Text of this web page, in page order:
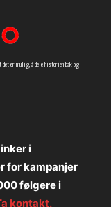
det er mulig, å dele historien bak og
i
for kampanjer
følgere i
kontakt.